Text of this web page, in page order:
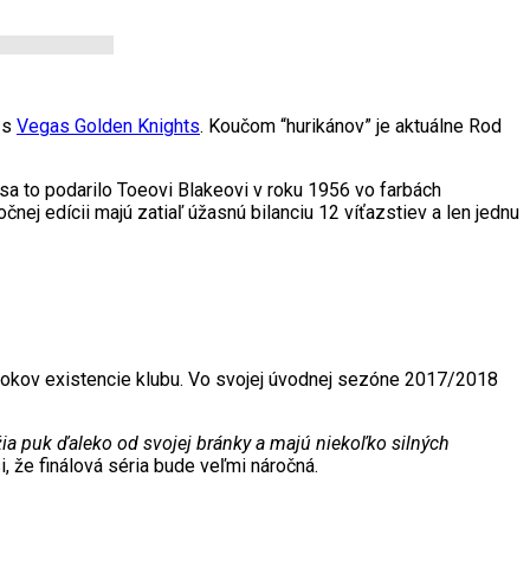
Vegas Golden Knights. Koučom “hurikánov” je aktuálne Rod
to podarilo Toeovi Blakeovi v roku 1956 vo farbách
edícii majú zatiaľ úžasnú bilanciu 12 víťazstiev a len jednu
existencie klubu. Vo svojej úvodnej sezóne 2017/2018
puk ďaleko od svojej bránky a majú niekoľko silných
že finálová séria bude veľmi náročná.